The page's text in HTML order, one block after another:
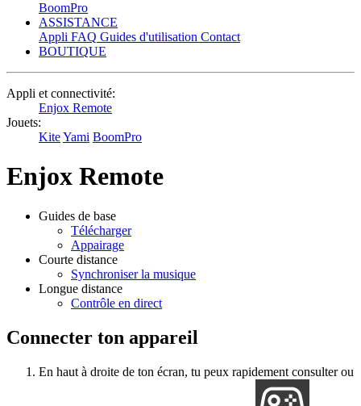
BoomPro
ASSISTANCE
Appli FAQ Guides d'utilisation Contact
BOUTIQUE
Appli et connectivité:
Enjox Remote
Jouets:
KiteYami BoomPro
Enjox Remote
Guides de base
Télécharger
Appairage
Courte distance
Synchroniser la musique
Longue distance
Contrôle en direct
Connecter ton appareil
En haut à droite de ton écran, tu peux rapidement consulter ou